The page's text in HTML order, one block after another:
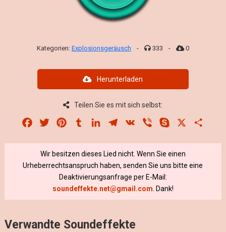
Kategorien: Explosionsgeräusch - 333 - 0
Herunterladen
Teilen Sie es mit sich selbst:
Facebook
Twitter PinterestTumblrLinkedInTelegram
VK Viber Skype
Wir besitzen dieses Lied nicht. Wenn Sie einen
Urheberrechtsanspruch haben, senden Sie uns bitte eine
Deaktivierungsanfrage per E-Mail:
soundeffekte.net@gmail.com . Dank!
Verwandte Soundeffekte